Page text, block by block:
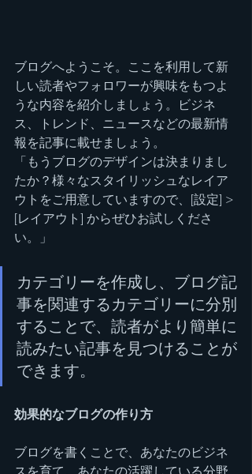
ブログへようこそ。ここを利用して新
しい読者やフォロワーが興味をもつよ
うな内容を紹介しましょう。ビジネ
ス、トレンド、ニュースなどの最新情
報を記事に載せましょう。
「もうブログのデザインは決まりまし
たか？様々なスタイリッシュなレイア
ウトをご用意していますので、[設定] >
[レイアウト] からぜひお試しくださ
い。」
カテゴリーを作成し、ブログ記
事を関連するカテゴリーに分別
することで、読者がより簡単に
読みたい記事を見つけることが
できます。
効果的なブログの作り方
ブログを書くことで、あなたのビジネ